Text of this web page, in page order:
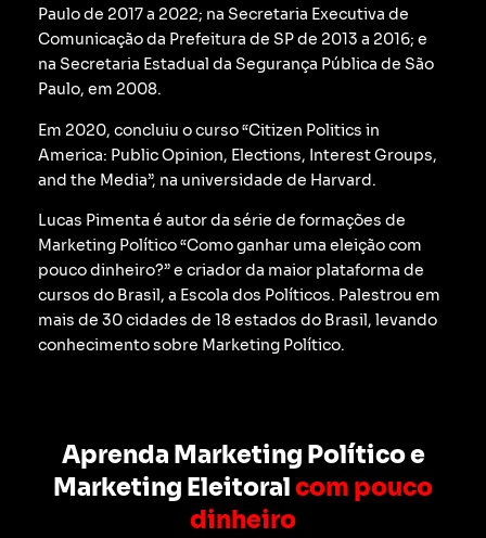
Paulo de 2017 a 2022; na Secretaria Executiva de
Comunicação da Prefeitura de SP de 2013 a 2016; e
na Secretaria Estadual da Segurança Pública de São
Paulo, em 2008.
Em 2020, concluiu o curso “Citizen Politics in
America: Public Opinion, Elections, Interest Groups,
and the Media”, na universidade de Harvard.
Lucas Pimenta é autor da série de formações de
Marketing Político “Como ganhar uma eleição com
pouco dinheiro?” e criador da maior plataforma de
cursos do Brasil, a Escola dos Políticos. Palestrou em
mais de 30 cidades de 18 estados do Brasil, levando
conhecimento sobre Marketing Político.
Aprenda Marketing Político e
Marketing Eleitoralcom pouco
dinheiro